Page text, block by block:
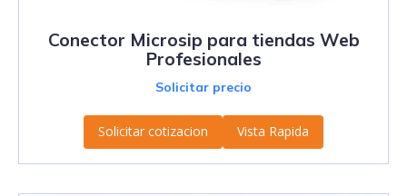
Conector Microsip para tiendas Web
Profesionales
Solicitar precio
Solicitar cotizacion Vista Rapida